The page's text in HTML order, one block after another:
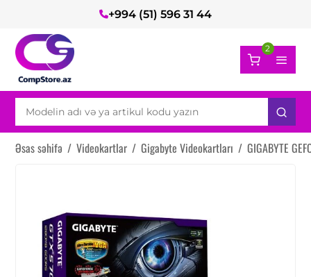
+994 (51) 596 31 44
2
Əsas səhifə / Videokartlar / Gigabyte Videokartları / GIGABYTE